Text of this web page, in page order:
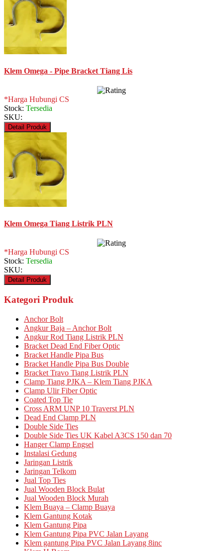
Klem Omega - Pipe Bracket Tiang Lis
*Harga Hubungi CS
Stock: Tersedia
SKU:
Detail Produk
Klem Omega Tiang Listrik PLN
*Harga Hubungi CS
Stock: Tersedia
SKU:
Detail Produk
Kategori Produk
Anchor Bolt
Angkur Baja – Anchor Bolt
Angkur Rod Tiang Listrik PLN
Bracket Dead End Fiber Optic
Bracket Handle Pipa Bus
Bracket Handle Pipa Bus Double
Bracket Travo Tiang Listrik PLN
Clamp Tiang PJKA – Klem Tiang PJKA
Clamp Ulir Fiber Optic
Coated Top Tie
Cross ARM UNP 10 Traverst PLN
Dead End Clamp PLN
Double Side Ties
Double Side Ties UK Kabel A3CS 150 dan 70
Hanger Clamp Engsel
Instalasi Gedung
Jaringan Listrik
Jaringan Telkom
Jual Top Ties
Jual Wooden Block Bulat
Jual Wooden Block Murah
Klem Buaya – Clamp Buaya
Klem Gantung Kotak
Klem Gantung Pipa
Klem Gantung Pipa PVC Jalan Layang
Klem gantung Pipa PVC Jalan Layang 8inc